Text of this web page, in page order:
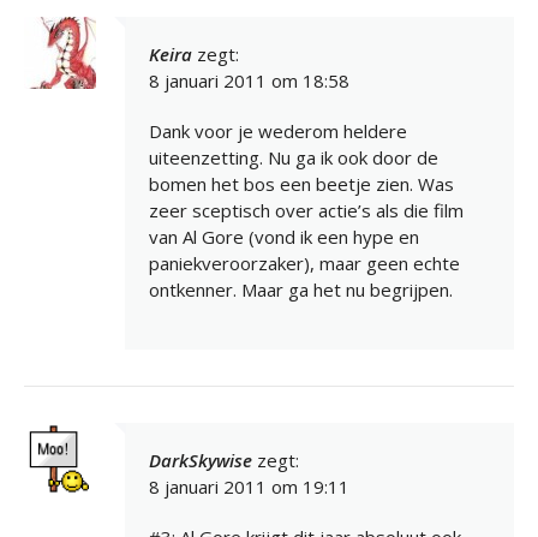
Keira zegt:
8 januari 2011 om 18:58
Dank voor je wederom heldere
uiteenzetting. Nu ga ik ook door de
bomen het bos een beetje zien. Was
zeer sceptisch over actie’s als die film
van Al Gore (vond ik een hype en
paniekveroorzaker), maar geen echte
ontkenner. Maar ga het nu begrijpen.
DarkSkywise zegt:
8 januari 2011 om 19:11